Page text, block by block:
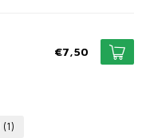
€7,50
(1)